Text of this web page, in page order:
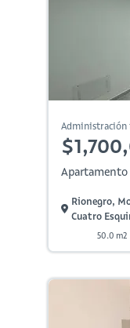
Administración
Apartamento
Rionegro,
Cuatro
50.0 m2